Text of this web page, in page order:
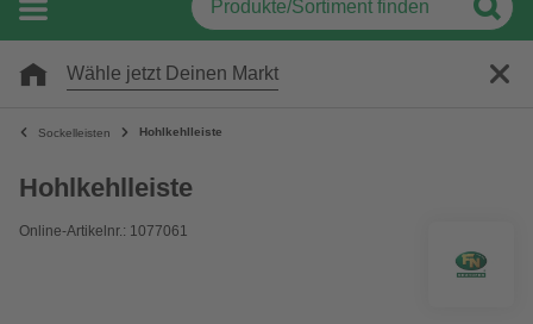
Wähle jetzt Deinen Markt
Sockelleisten Hohlkehlleiste
Hohlkehlleiste
Online-Artikelnr.: 1077061